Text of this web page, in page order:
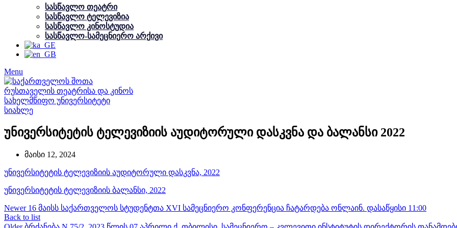
სასწავლო თეატრი
სასწავლო ტელევიზია
სასწავლო კინოსტუდია
სასწავლო-სამეცნიერო არქივი
Menu
სიახლე
უნივერსიტეტის ტელევიზიის აუდიტორული დასკვნა და ბალანსი 2022
მაისი 12, 2024
უნივერსიტეტის ტელევიზიის აუდიტორული დასკვნა, 2022
უნივერსიტეტის ტელევიზიის ბალანსი, 2022
Newer 16 მაისს საქართველოს სტუდენტთა XVI სამეცნიერო კონფერენცია ჩატარდება ონლაინ. დასაწყისი 11:00
Back to list